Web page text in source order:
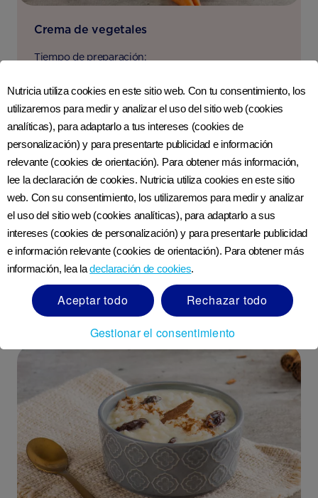
Crema de vegetales
Tiempo de preparación:
IR A RECETA
Flan de banana con leche
10 minutos
IR A RECETA
Nutricia utiliza cookies en este sitio web. Con tu consentimiento, los
utilizaremos para medir y analizar el uso del sitio web (cookies
analíticas), para adaptarlo a tus intereses (cookies de
personalización) y para presentarte publicidad e información
relevante (cookies de orientación). Para obtener más información,
lee la declaración de cookies. Nutricia utiliza cookies en este sitio
web. Con su consentimiento, los utilizaremos para medir y analizar
el uso del sitio web (cookies analíticas), para adaptarlo a sus
intereses (cookies de personalización) y para presentarle publicidad
e información relevante (cookies de orientación). Para obtener más
información, lea ladeclaración de cookies.
Aceptar todo
Rechazar todo
Gestionar el consentimiento